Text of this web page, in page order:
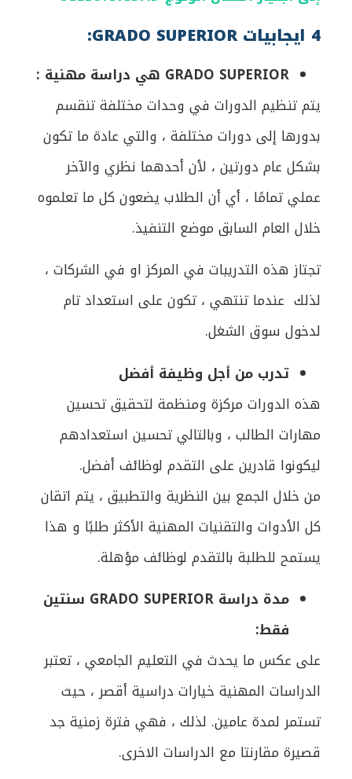
4 ايجابيات GRADO SUPERIOR:
GRADO SUPERIOR هي دراسة مهنية :
يتم تنظيم الدورات في وحدات مختلفة تنقسم
بدورها إلى دورات مختلفة ، والتي عادة ما تكون
بشكل عام دورتين ، لأن أحدهما نظري والآخر
عملي تمامًا ، أي أن الطلاب يضعون كل ما تعلموه
خلال العام السابق موضع التنفيذ.
تجتاز هذه التدريبات في المركز او في الشركات ،
لذلك عندما تنتهي ، تكون على استعداد تام
لدخول سوق الشغل.
تدرب من أجل وظيفة أفضل
هذه الدورات مركزة ومنظمة لتحقيق تحسين
مهارات الطالب ، وبالتالي تحسين استعدادهم
ليكونوا قادرين على التقدم لوظائف أفضل.
من خلال الجمع بين النظرية والتطبيق ، يتم اتقان
كل الأدوات والتقنيات المهنية الأكثر طلبًا و هذا
يستمح للطلبة بالتقدم لوظائف مؤهلة.
مدة دراسة GRADO SUPERIOR سنتين
فقط:
على عكس ما يحدث في التعليم الجامعي ، تعتبر
الدراسات المهنية خيارات دراسية أقصر ، حيث
تستمر لمدة عامين. لذلك ، فهي فترة زمنية جد
قصيرة مقارنتا مع الدراسات الاخرى.